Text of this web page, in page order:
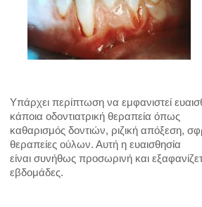
ΒΡΟΥΞΙΣΜΟΣ-ΤΡΙΞΙΜΟ
ΑΠΟΤΡΙΒΗ ΔΟΝΤΙΩΝ
ΠΟΝΟΣ ΣΤΗΝ ΚΦΓΔ
ΔΟΝΤΙΑ ΚΑΙ ΠΑΙΔΙ
ΣΥΝΔΡΟΜΟ ΜΠΙΜΠΕΡΟ
Υπάρχει περίπτωση να εμφανιστεί
κάποια οδοντιατρική θεραπεία όπως
καθαρισμός δοντιών, ριζική απόξεση,
θεραπείες ούλων. Αυτή η ευαισθησία
είναι συνήθως προσωρινή και
εβδομάδες.